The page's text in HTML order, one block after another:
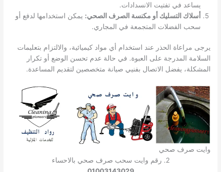
يساعد في تفتيت الانسدادات.
أسلاك التسليك أو مكنسة الصرف الصحي: يمكن استخدامها لدفع أو
سحب الفضلات المتجمعة في المجاري.
يرجى مراعاة الحذر عند استخدام أي مواد كيميائية، والالتزام بتعليمات
السلامة المدرجة على العبوة. في حالة عدم تحسن الوضع أو تكرار
المشكلة، يفضل الاتصال بفنيي صيانة متخصصين لتقديم المساعدة.
وايت صرف صحي
2. رقم وايت سحب صرف صحي بالاحساء